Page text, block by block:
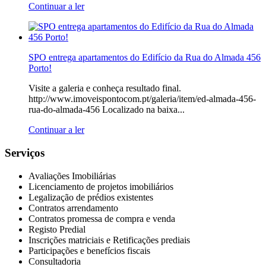
Continuar a ler
SPO entrega apartamentos do Edifício da Rua do Almada 456
Porto!
Visite a galeria e conheça resultado final.
http://www.imoveispontocom.pt/galeria/item/ed-almada-456-
rua-do-almada-456 Localizado na baixa...
Continuar a ler
Serviços
Avaliações Imobiliárias
Licenciamento de projetos imobiliários
Legalização de prédios existentes
Contratos arrendamento
Contratos promessa de compra e venda
Registo Predial
Inscrições matriciais e Retificações prediais
Participações e benefícios fiscais
Consultadoria